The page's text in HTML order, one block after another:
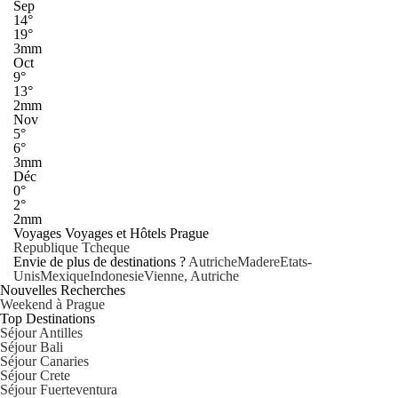
Sep
14°
19°
3mm
Oct
9°
13°
2mm
Nov
5°
6°
3mm
Déc
0°
2°
2mm
Voyages Voyages et Hôtels Prague
Republique Tcheque
Envie de plus de destinations ? AutricheMadereEtats-
UnisMexiqueIndonesieVienne, Autriche
Nouvelles Recherches
Weekend à Prague
Top Destinations
Séjour Antilles
Séjour Bali
Séjour Canaries
Séjour Crete
Séjour Fuerteventura